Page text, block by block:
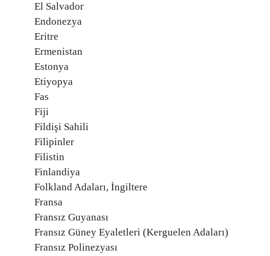
El Salvador
Endonezya
Eritre
Ermenistan
Estonya
Etiyopya
Fas
Fiji
Fildişi Sahili
Filipinler
Filistin
Finlandiya
Folkland Adaları, İngiltere
Fransa
Fransız Guyanası
Fransız Güney Eyaletleri (Kerguelen Adaları)
Fransız Polinezyası